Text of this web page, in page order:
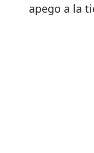
apego a la